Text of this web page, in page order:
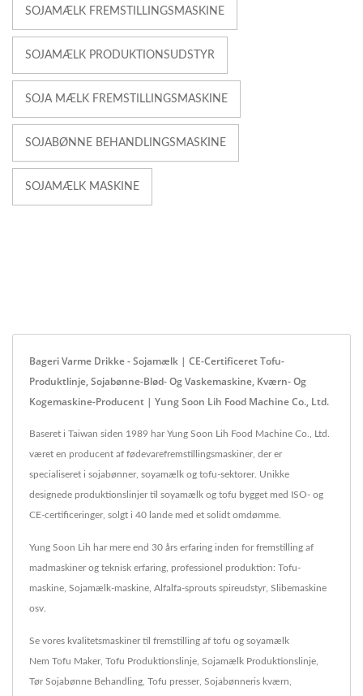
SOJAMÆLK FREMSTILLINGSMASKINE
SOJAMÆLK PRODUKTIONSUDSTYR
SOJA MÆLK FREMSTILLINGSMASKINE
SOJABØNNE BEHANDLINGSMASKINE
SOJAMÆLK MASKINE
Bageri Varme Drikke - Sojamælk | CE-Certificeret Tofu-
Produktlinje, Sojabønne-Blød- Og Vaskemaskine, Kværn- Og
Kogemaskine-Producent | Yung Soon Lih Food Machine Co., Ltd.
Baseret i Taiwan siden 1989 har Yung Soon Lih Food Machine Co., Ltd.
været en producent af fødevarefremstillingsmaskiner, der er
specialiseret i sojabønner, soyamælk og tofu-sektorer. Unikke
designede produktionslinjer til soyamælk og tofu bygget med ISO- og
CE-certificeringer, solgt i 40 lande med et solidt omdømme.
Yung Soon Lih har mere end 30 års erfaring inden for fremstilling af
madmaskiner og teknisk erfaring, professionel produktion: Tofu-
maskine, Sojamælk-maskine, Alfalfa-sprouts spireudstyr, Slibemaskine
osv.
Se vores kvalitetsmaskiner til fremstilling af tofu og soyamælk
Nem Tofu Maker, Tofu Produktionslinje Sojamælk Produktionslinje
Tør Sojabønne Behandling Tofu presser, Sojabønneris kværn